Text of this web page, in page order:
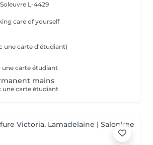
Soleuvre L-4429
care of yourself
une carte d'étudiant)
une carte étudiant
mains
une carte étudiant